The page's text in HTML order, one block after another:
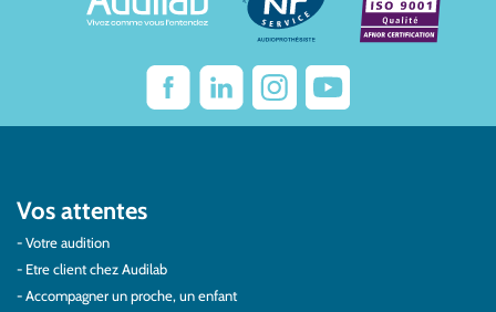
Vos attentes
Votre audition
Etre client chez Audilab
Accompagner un proche, un enfant